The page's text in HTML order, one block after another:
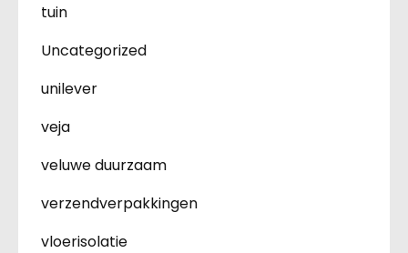
tuin
Uncategorized
unilever
veja
veluwe duurzaam
verzendverpakkingen
vloerisolatie